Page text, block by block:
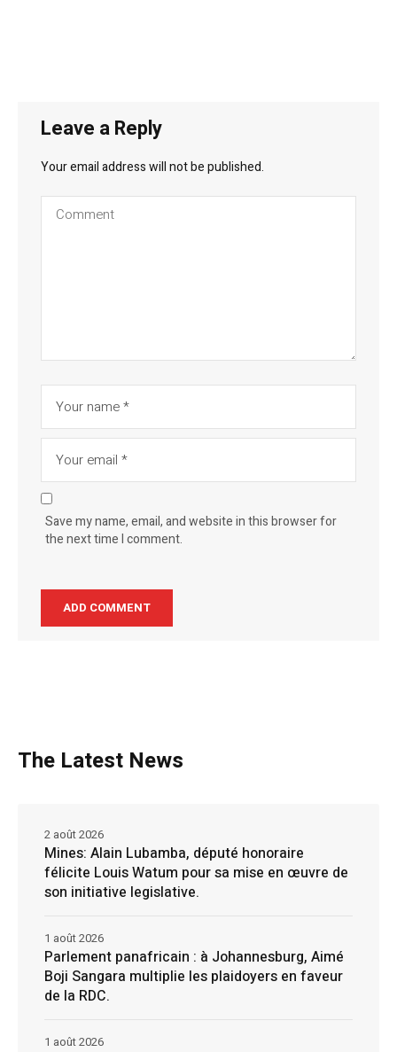
Leave a Reply
Your email address will not be published.
Save my name, email, and website in this browser for
the next time I comment.
The Latest News
Mines: Alain Lubamba, député honoraire
félicite Louis Watum pour sa mise en œuvre de
son initiative legislative.
2 août 2026
Parlement panafricain : à Johannesburg, Aimé
Boji Sangara multiplie les plaidoyers en faveur
de la RDC.
1 août 2026
1 août 2026